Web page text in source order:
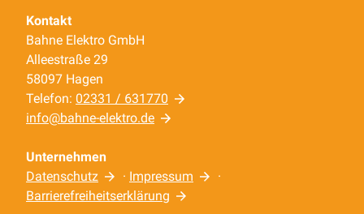
Kontakt
Bahne Elektro GmbH
Alleestraße 29
58097 Hagen
Telefon: 02331 / 631770
info@bahne-elektro.de
Unternehmen
Datenschutz
· Impressum
·
Barrierefreiheitserklärung